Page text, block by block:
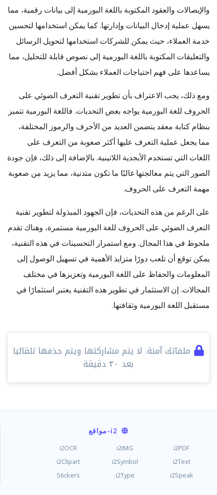
والإيصالات والعقود المكتوبة باللغة البورمية إلى بيانات رقمية، مما
يسهل عملية إدخال البيانات وإدارتها. كما يمكن استخدامها لتحسين
خدمة العملاء، حيث يمكن للشركات استخدامها لتحويل الرسائل
والتعليقات المكتوبة باللغة البورمية إلى نصوص قابلة للتحليل، مما
يساعدها على فهم احتياجات العملاء بشكل أفضل.
ومع ذلك، يجب الاعتراف بأن تطوير تقنية التعرف الضوئي على
الحروف للغة البورمية يواجه بعض التحديات. فاللغة البورمية تتميز
بنظام كتابة معقد يتضمن العديد من الأحرف والرموز المختلفة،
مما يجعل عملية التعرف عليها أكثر صعوبة من التعرف على
اللغات التي تستخدم الأبجدية اللاتينية. بالإضافة إلى ذلك، فإن جودة
الصور التي يتم معالجتها غالبًا ما تكون متدنية، مما يزيد من صعوبة
مهمة التعرف على الحروف.
على الرغم من هذه التحديات، فإن الجهود المبذولة لتطوير تقنية
التعرف الضوئي على الحروف للغة البورمية مستمرة، وهناك تقدم
ملحوظ في هذا المجال. ومع استمرار التحسينات في هذه التقنية،
يمكن توقع أن تلعب دورًا متزايد الأهمية في تسهيل الوصول إلى
المعلومات والحفاظ على اللغة البورمية وتعزيزها في مختلف
المجالات. إن الاستثمار في تطوير هذه التقنية يعتبر استثمارًا في
مستقبل اللغة البورمية وثقافتها.
ملفاتك آمنة. لا يتم مشاركتها ويتم حذفها تلقائيا
بعد ٣٠ دقيقة
i2-مواقع
i2PDF
i2IMG
i2OCR
i2Text
i2Symbol
i2Clipart
i2Speak
i2Type
Stickers